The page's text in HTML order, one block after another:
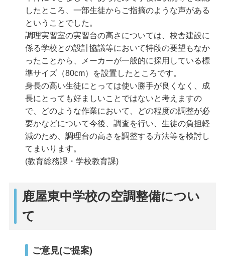
したところ、一部生徒からご指摘のような声がある
ということでした。
調理実習室の実習台の高さについては、校舎建設に
係る学校との設計協議等において特段の要望もなか
ったことから、メーカーが一般的に採用している標
準サイズ（80cm）を設置したところです。
身長の高い生徒にとっては使い勝手が良くなく、成
長にとっても好ましいことではないと考えますの
で、どのような作業において、どの程度の調整が必
要かなどについて今後、調査を行い、生徒の負担軽
減のため、調理台の高さを調整する方法等を検討し
てまいります。
(教育総務課・学校教育課)
鹿屋東中学校の空調整備につい
て
ご意見(ご提案)